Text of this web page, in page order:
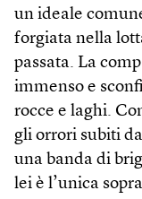
un ideale
forgiata nella
passata. La
immenso e
rocce e laghi.
gli orrori subiti
una banda di
lei è l’unica